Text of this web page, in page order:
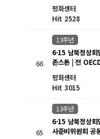
평화센터
Hit 2528
66
13주년
6·15 남북정상
존스톤 | 전
평화센터
Hit 3015
65
13주년
6·15 남북정상
사준비위원회 공